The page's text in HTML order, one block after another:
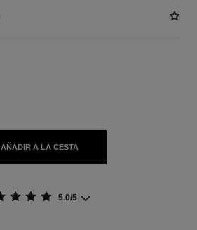
AÑADIR A LA CESTA
5.0/5